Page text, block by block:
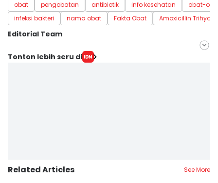
obat pengobatan antibiotik info kesehatan
obat-
infeksi bakteri
nama obat Fakta Obat Amoxicillin
Editorial Team
Editor
Tonton lebih seru di
Related Articles See More